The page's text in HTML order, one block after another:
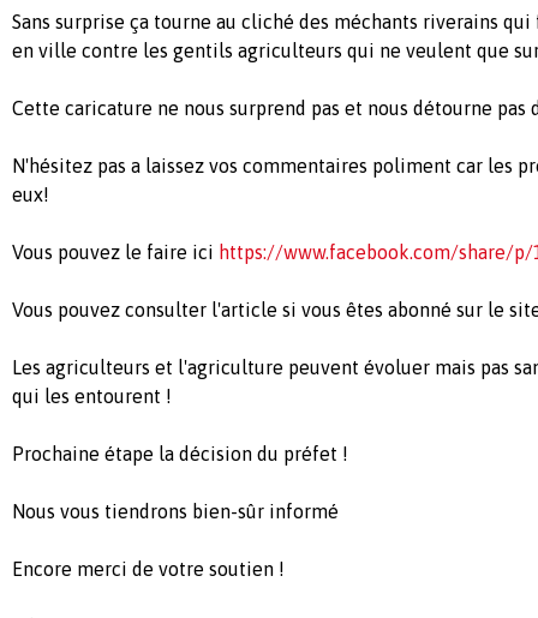
Sans surprise ça tourne au cliché des méchants riverains
en ville contre les gentils agriculteurs qui ne veulent que
Cette caricature ne nous surprend pas et nous détourne pas
N'hésitez pas a laissez vos commentaires poliment car les
eux!
Vous pouvez le faire ici https://www.facebook.com/share/p/
Vous pouvez consulter l'article si vous êtes abonné sur le
Les agriculteurs et l'agriculture peuvent évoluer mais pas
qui les entourent !
Prochaine étape la décision du préfet !
Nous vous tiendrons bien-sûr informé
Encore merci de votre soutien !